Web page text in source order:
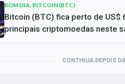
BOM DIA, BITCOIN (BTC)
Bitcoin (BTC) fica perto de US$
principais criptomoedas neste
CONTINUA DEPOIS